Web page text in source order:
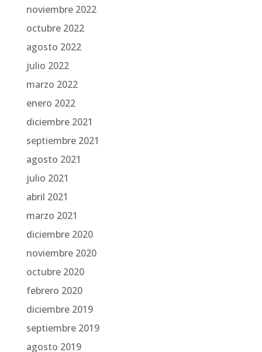
noviembre 2022
octubre 2022
agosto 2022
julio 2022
marzo 2022
enero 2022
diciembre 2021
septiembre 2021
agosto 2021
julio 2021
abril 2021
marzo 2021
diciembre 2020
noviembre 2020
octubre 2020
febrero 2020
diciembre 2019
septiembre 2019
agosto 2019